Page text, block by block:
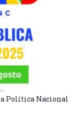
Política Nacional